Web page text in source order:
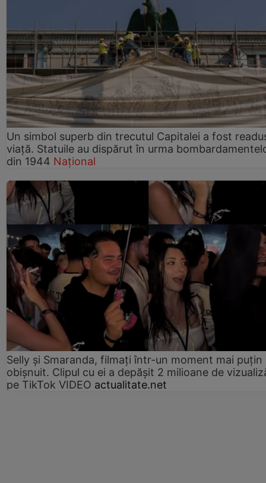
Un simbol superb din trecutul Capitalei a fost
viață. Statuile au dispărut în urma
din 1944 Național
Selly și Smaranda, filmați într-un moment mai puțin
obișnuit. Clipul cu ei a depășit 2 milioane de
pe TikTok VIDEO actualitate.net